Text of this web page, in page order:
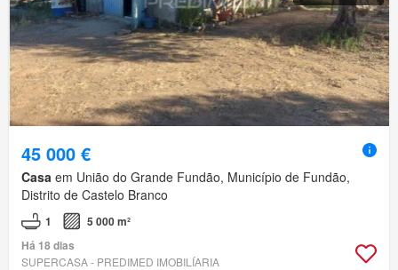
45 000 €
Casa em União do Grande Fundão, Município de Fundão,
Distrito de Castelo Branco
1
5 000 m²
Há 18 dias
SUPERCASA - PREDIMED IMOBILÍARIA